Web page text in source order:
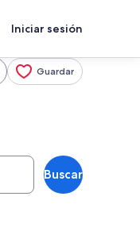
Iniciar sesión
Guardar
Buscar